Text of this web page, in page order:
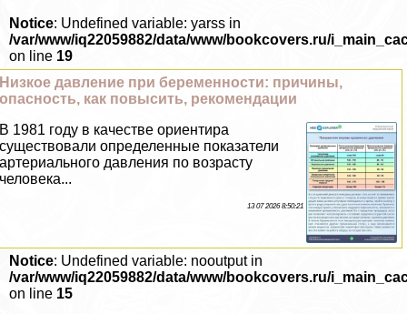
Notice: Undefined variable: yarss in
/var/www/iq22059882/data/www/bookcovers.ru/
on line 19
Низкое давление при беременности: причины,
опасность, как повысить, рекомендации
В 1981 году в качестве ориентира
существовали определенные показатели
артериального давления по возрасту
человека...
13 07 2026 8:50:21
Notice: Undefined variable: nooutput in
/var/www/iq22059882/data/www/bookcovers.ru/
on line 15